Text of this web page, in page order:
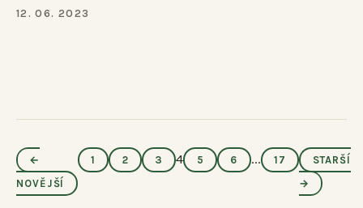
12. 06. 2023
←
NOVĚJŠÍ
1 2 3 4 5 6 ... 17
STARŠÍ
→